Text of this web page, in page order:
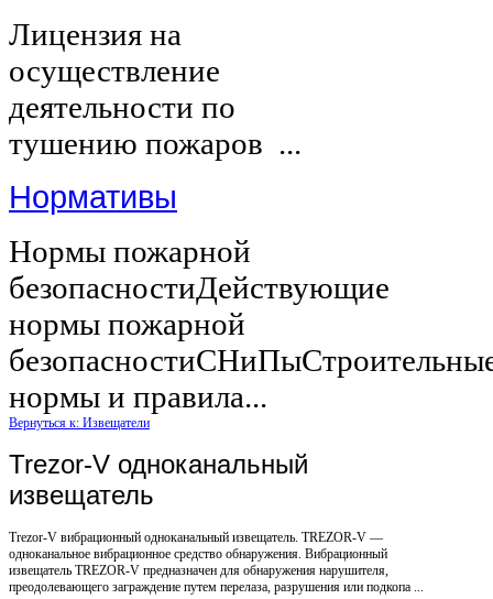
Лицензия на
осуществление
деятельности по
тушению пожаров ...
Нормативы
Нормы пожарной
безопасностиДействующие
нормы пожарной
нормы и правила...
Вернуться к: Извещатели
Trezor-V одноканальный
извещатель
Trezor-V вибрационный одноканальный извещатель. TREZOR-V —
одноканальное вибрационное средство обнаружения. Вибрационный
извещатель TREZOR-V предназначен для обнаружения нарушителя,
преодолевающего заграждение путем перелаза, разрушения или подкопа ...